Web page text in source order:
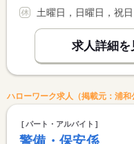
土曜日，日曜日，祝
求人詳細を
ハローワーク求人（掲載元：浦和
パート・アルバイト
警備・保安係